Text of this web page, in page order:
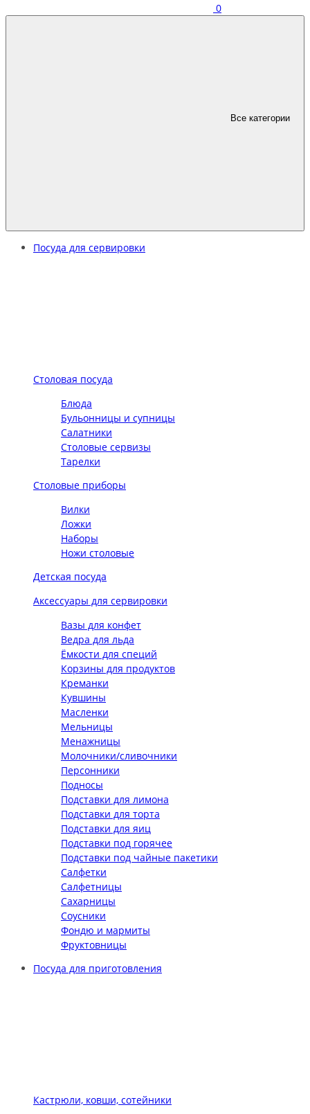
0
Все категории
Посуда для сервировки
Столовая посуда
Блюда
Бульонницы и супницы
Салатники
Столовые сервизы
Тарелки
Столовые приборы
Вилки
Ложки
Наборы
Ножи столовые
Детская посуда
Аксессуары для сервировки
Вазы для конфет
Ведра для льда
Ёмкости для специй
Корзины для продуктов
Креманки
Кувшины
Масленки
Мельницы
Менажницы
Молочники/сливочники
Персонники
Подносы
Подставки для лимона
Подставки для торта
Подставки для яиц
Подставки под горячее
Подставки под чайные пакетики
Салфетки
Салфетницы
Сахарницы
Соусники
Фондю и мармиты
Фруктовницы
Посуда для приготовления
Кастрюли, ковши, сотейники